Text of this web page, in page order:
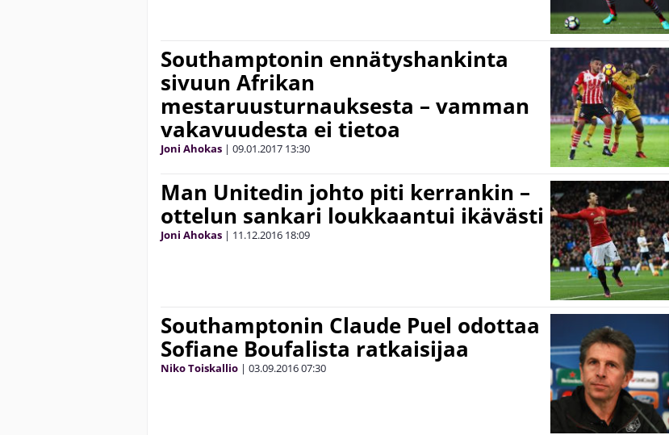
Southamptonin ennätyshankinta
sivuun Afrikan
mestaruusturnauksesta – vamman
vakavuudesta ei tietoa
Joni Ahokas | 09.01.2017 13:30
Man Unitedin johto piti kerrankin –
ottelun sankari loukkaantui ikävästi
Joni Ahokas | 11.12.2016 18:09
Southamptonin Claude Puel odottaa
Sofiane Boufalista ratkaisijaa
Niko Toiskallio | 03.09.201607:30